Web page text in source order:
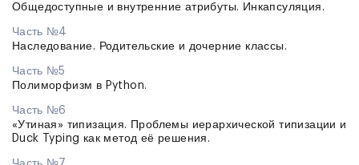
Общедоступные и внутренние атрибуты. Инкапсуляция.
Часть №4
Наследование. Родительские и дочерние классы.
Часть №5
Полиморфизм в Python.
Часть №6
«Утиная» типизация. Проблемы иерархической типизации и
Duck Typing как метод её решения.